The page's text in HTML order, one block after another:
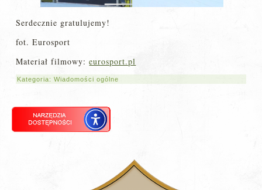
Serdecznie gratulujemy!
fot. Eurosport
Materiał filmowy:eurosport.pl
Kategoria:Wiadomości ogólne